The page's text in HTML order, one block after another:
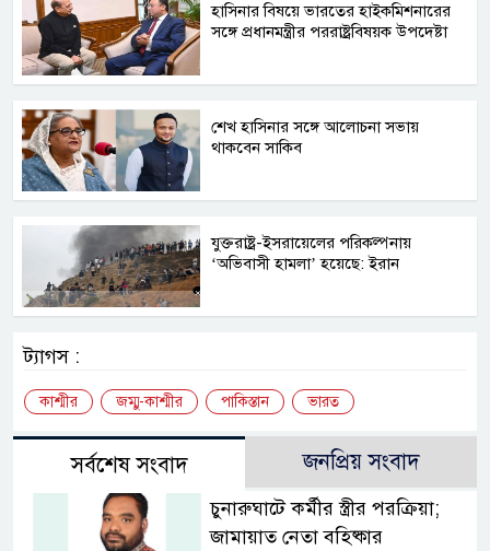
হাসিনার বিষয়ে ভারতের হাইকমিশনারের
সঙ্গে প্রধানমন্ত্রীর পররাষ্ট্রবিষয়ক উপদেষ্টা
শেখ হাসিনার সঙ্গে আলোচনা সভায়
থাকবেন সাকিব
যুক্তরাষ্ট্র-ইসরায়েলের পরিকল্পনায়
‘অভিবাসী হামলা’ হয়েছে: ইরান
ট্যাগস :
কাশ্মীর জম্মু-কাশ্মীর পাকিস্তান ভারত
সর্বশেষ সংবাদ জনপ্রিয় সংবাদ
চুনারুঘাটে কর্মীর স্ত্রীর পরক্রিয়া;
জামায়াত নেতা বহিষ্কার